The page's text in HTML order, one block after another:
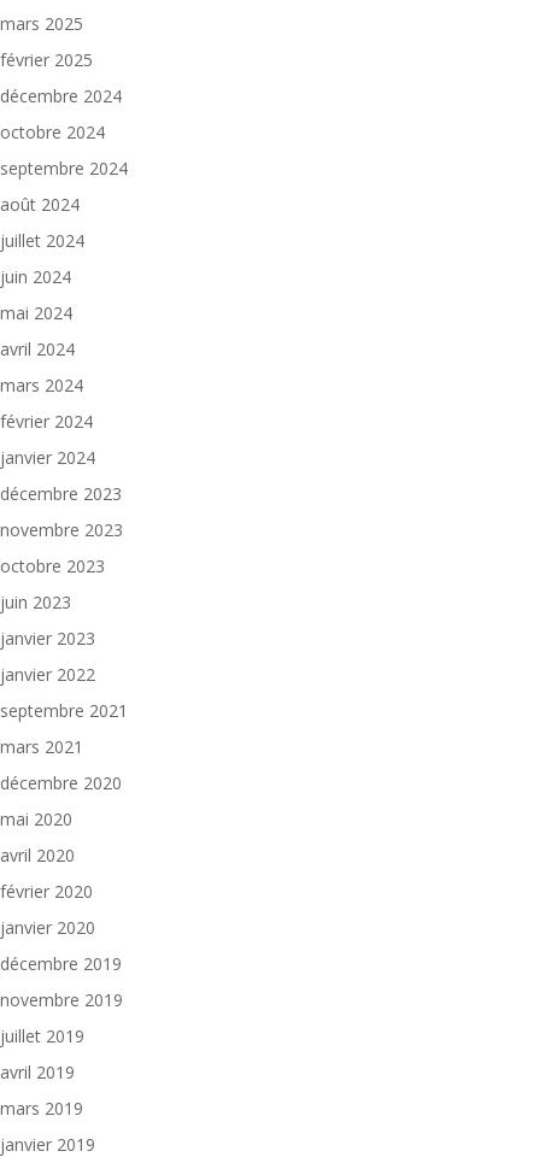
mars 2025
février 2025
décembre 2024
octobre 2024
septembre 2024
août 2024
juillet 2024
juin 2024
mai 2024
avril 2024
mars 2024
février 2024
janvier 2024
décembre 2023
novembre 2023
octobre 2023
juin 2023
janvier 2023
janvier 2022
septembre 2021
mars 2021
décembre 2020
mai 2020
avril 2020
février 2020
janvier 2020
décembre 2019
novembre 2019
juillet 2019
avril 2019
mars 2019
janvier 2019